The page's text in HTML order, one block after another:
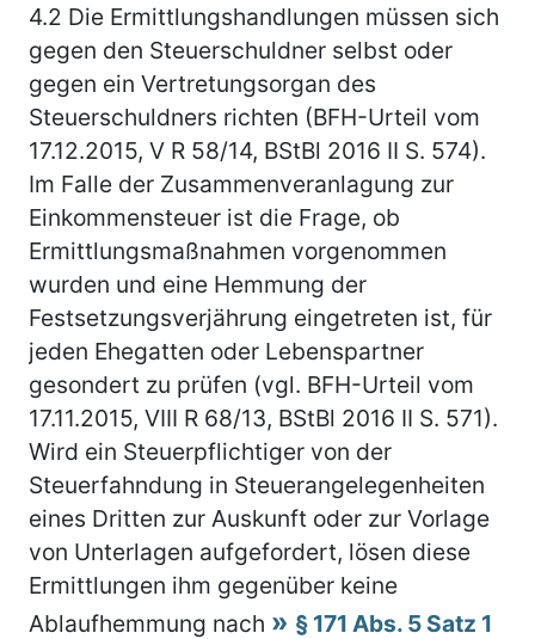
4.2 Die Ermittlungshandlungen müssen sich
gegen den Steuerschuldner selbst oder
gegen ein Vertretungsorgan des
Steuerschuldners richten (BFH-Urteil vom
17.12.2015, V R 58/14, BStBl 2016 II S. 574).
Im Falle der Zusammenveranlagung zur
Einkommensteuer ist die Frage, ob
Ermittlungsmaßnahmen vorgenommen
wurden und eine Hemmung der
Festsetzungsverjährung eingetreten ist, für
jeden Ehegatten oder Lebenspartner
gesondert zu prüfen (vgl. BFH-Urteil vom
17.11.2015, VIII R 68/13, BStBl 2016 II S. 571).
Wird ein Steuerpflichtiger von der
Steuerfahndung in Steuerangelegenheiten
eines Dritten zur Auskunft oder zur Vorlage
von Unterlagen aufgefordert, lösen diese
Ermittlungen ihm gegenüber keine
Ablaufhemmung nach
§ 171 Abs. 5 Satz 1